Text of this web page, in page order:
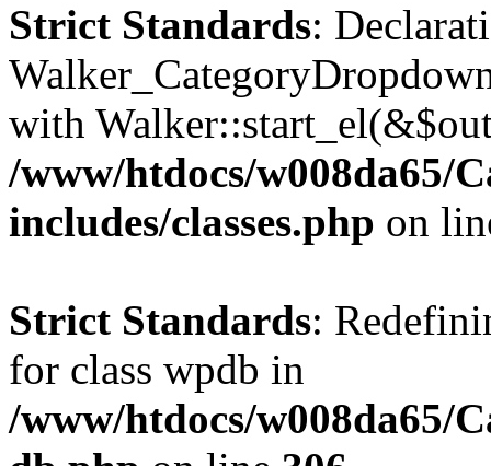
Strict Standards:
with
/www/htdocs/w008da65/
includes/classes.php on
Strict Standards:
for class wpdb in
/www/htdocs/w008da65/